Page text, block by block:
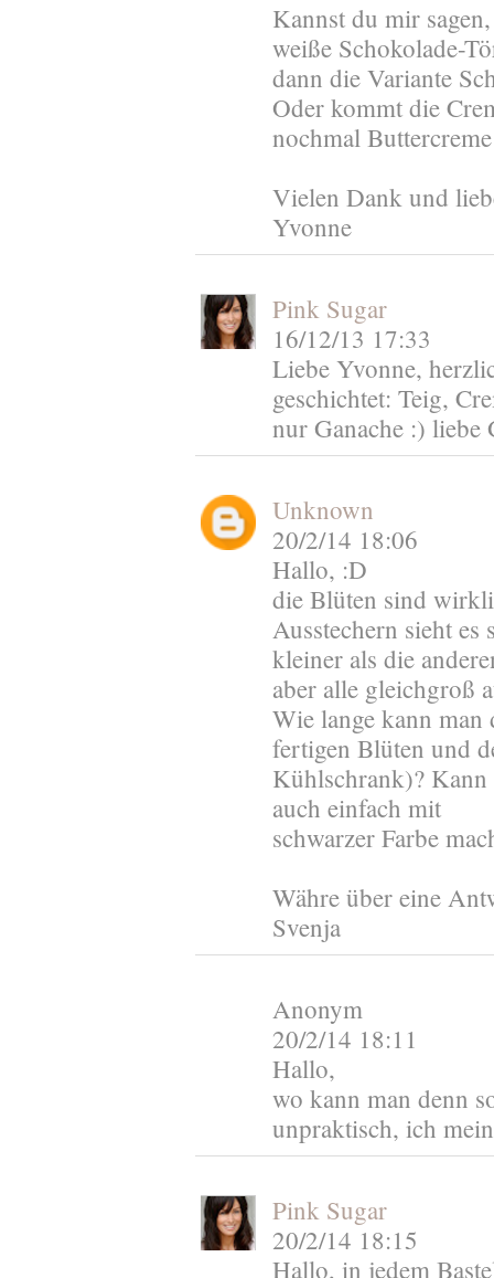
Kannst du mir
weiße Schokolade-
dann die Variante
Oder kommt die
nochmal
Vielen Dank und
Yvonne
Pink Sugar
16/12/13 17:33
Liebe Yvonne,
geschichtet: Teig,
nur Ganache :) liebe
Unknown
20/2/14 18:06
Hallo, :D
die Blüten sind
Ausstechern sieht es
kleiner als die
aber alle gleichgroß
Wie lange kann man
fertigen Blüten und
Kühlschrank)?
auch einfach mit
schwarzer Farbe
Währe über eine
Svenja
Anonym
20/2/14 18:11
Hallo,
wo kann man denn
unpraktisch, ich
Pink Sugar
20/2/14 18:15
Hallo, in jedem